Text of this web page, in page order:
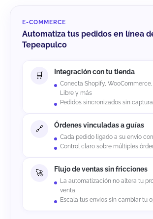
E-COMMERCE
Automatiza tus pedidos en línea
Tepeapulco
Integración con tu tienda
Conecta Shopify,
Libre y más
Pedidos sincronizados sin
Órdenes vinculadas a guías
Cada pedido ligado a su envío
Control claro sobre múltiples
Flujo de ventas sin fricciones
La automatización no altera tu
venta
Escala tus envíos sin cambiar tu